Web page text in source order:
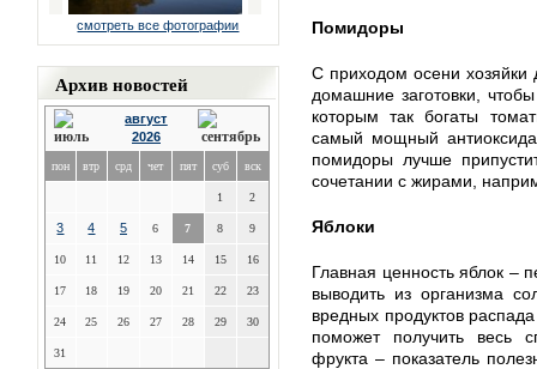
смотреть все фотографии
Архив новостей
август
2026
пон втр срд чет пят суб вск
1 2
3 4 5 6 7 8 9
10 11 12 13 14 15 16
17 18 19 20 21 22 23
24 25 26 27 28 29 30
31
Помидоры
С приходом осени хозяйки
домашние заготовки,
которым так богаты
самый мощный
помидоры лучше
сочетании с жирами,
Яблоки
Главная ценность яблок –
выводить из организма
вредных продуктов
поможет получить весь
фрукта – показатель